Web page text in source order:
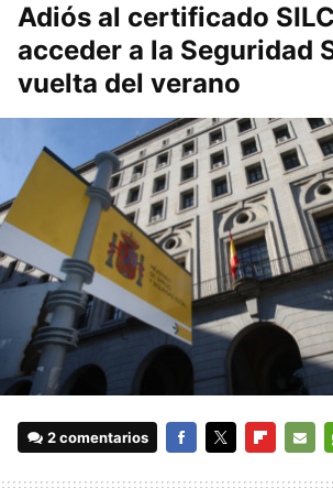
Adiós al certificado
acceder a la Seguridad
vuelta del verano
2 comentarios